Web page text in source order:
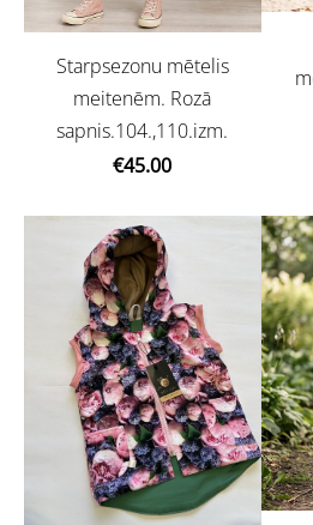
Starpsezonu mētelis
meitenēm. Rozā
sapnis.104.,110.izm.
€45.00